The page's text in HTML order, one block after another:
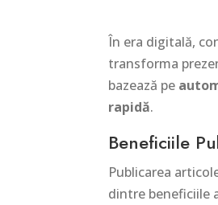
În era digitală,
transforma
bazează pe
rapidă.
Beneficiile
Publicarea
dintre beneficiile